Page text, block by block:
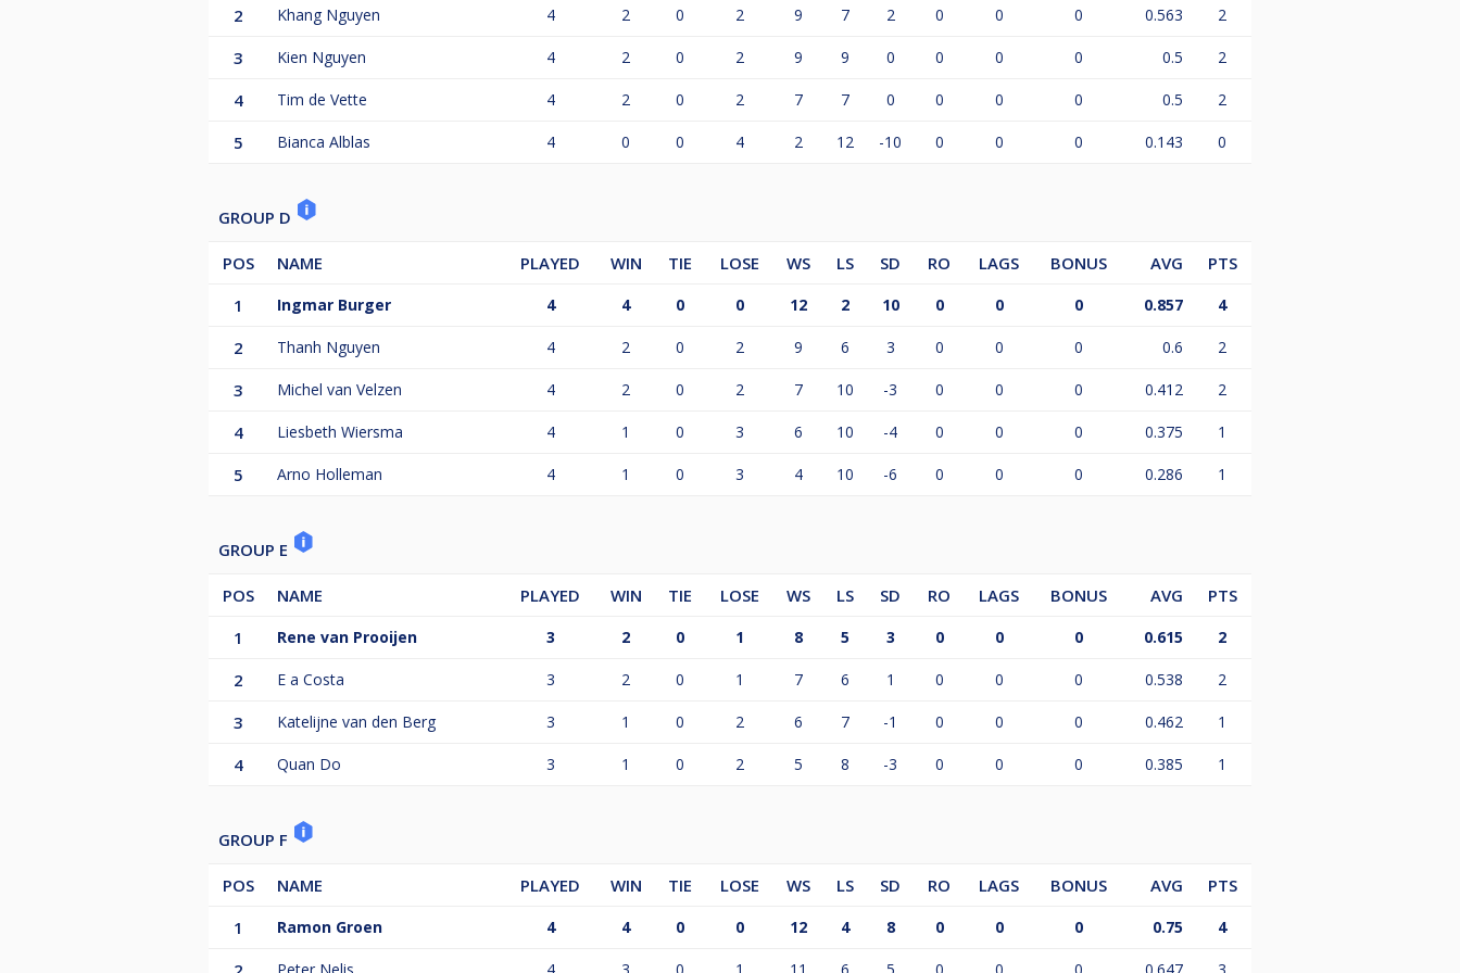
2 Khang Nguyen 4 2 0 2 9 7 2 0 0 0 0.563 2
3 Kien Nguyen 4 2 0 2 9 9 0 0 0 0 0.5 2
4 Tim de Vette 4 2 0 2 7 7 0 0 0 0 0.5 2
5 Bianca Alblas 4 0 0 4 2 12 -10 0 0 0 0.143 0
GROUP D
POS NAME PLAYED WIN TIE LOSE WS LS SD RO LAGS BONUS AVG
PTS
1
Ingmar Burger 4 4 0 0 12 2 10 0 0 0 0.857 4
2 Thanh Nguyen 4 2 0 2 9 6 3 0 0 0 0.6 2
3 Michel van Velzen 4 2 0 2 7 10 -3 0 0 0 0.412 2
4 Liesbeth Wiersma 4 1 0 3 6 10 -4 0 0 0 0.375 1
5 Arno Holleman 4 1 0 3 4 10 -6 0 0 0 0.286 1
GROUP E
POS NAME PLAYED WIN TIE LOSE WS LS SD RO LAGS BONUS AVG
PTS
1
Rene van Prooijen 3 2 0 1 8 5 3 0 0 0 0.615 2
2 E a Costa 3 2 0 1 7 6 1 0 0 0 0.538 2
3 Katelijne van den Berg 3 1 0 2 6 7 -1 0 0 0 0.462 1
4 Quan Do 3 1 0 2 5 8 -3 0 0 0 0.385 1
GROUP F
POS NAME PLAYED WIN TIE LOSE WS LS SD RO LAGS BONUS AVG
PTS
1
Ramon Groen 4 4 0 0 12 4 8 0 0 0 0.75 4